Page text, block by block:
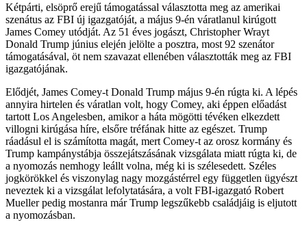
Kétpárti, elsöprő erejű támogatással választotta meg az amerikai
szenátus az FBI új igazgatóját, a május 9-én váratlanul kirúgott
James Comey utódját. Az 51 éves jogászt, Christopher Wrayt
Donald Trump június elején jelölte a posztra, most 92 szenátor
támogatásával, öt nem szavazat ellenében választották meg az FBI
igazgatójának.
Elődjét, James Comey-t Donald Trump május 9-én rúgta ki. A lépés
annyira hirtelen és váratlan volt, hogy Comey, aki éppen előadást
tartott Los Angelesben, amikor a háta mögötti tévéken elkezdett
villogni kirúgása híre, elsőre tréfának hitte az egészet. Trump
ráadásul el is számította magát, mert Comey-t az orosz kormány és
Trump kampánystábja összejátszásának vizsgálata miatt rúgta ki, de
a nyomozás nemhogy leállt volna, még ki is szélesedett. Széles
jogkörökkel és viszonylag nagy mozgástérrel egy független ügyészt
neveztek ki a vizsgálat lefolytatására, a volt FBI-igazgató Robert
Mueller pedig mostanra már Trump legszűkebb családjáig is eljutott
a nyomozásban.